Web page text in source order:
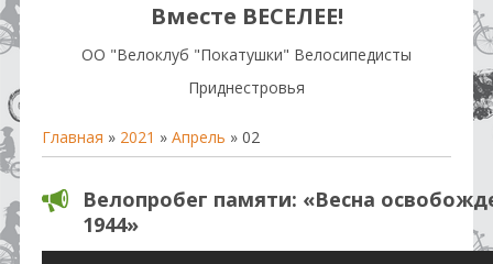
Вместе ВЕСЕЛЕЕ!
OO "Велоклуб "Покатушки" Велосипедисты
Приднестровья
Главная » 2021 » Апрель » 02
Велопробег памяти: «Весна
1944»